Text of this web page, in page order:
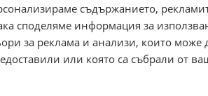
съдържанието,
споделяме информация за
за реклама и анализи, които може
или която са събрали от